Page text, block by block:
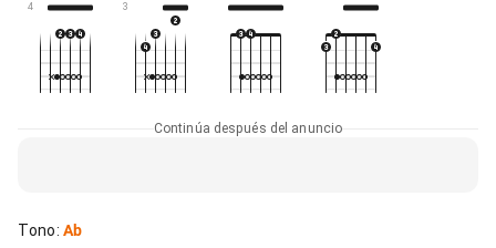
4 3
Continúa después del anuncio
Tono: Ab